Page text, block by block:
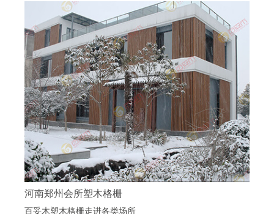
项目材料：百妥木塑木方通
畅享户外生活，彰显木质价值
河南郑州会所塑木格栅
河南郑州会所塑木格栅
百妥木塑木格栅走进各类场所